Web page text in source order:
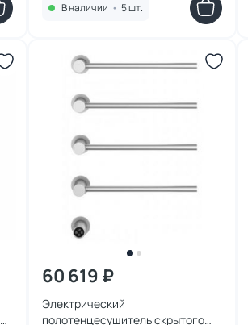
В наличии • 5 шт.
60 619 ₽
Электрический
полотенцесушитель скрытого